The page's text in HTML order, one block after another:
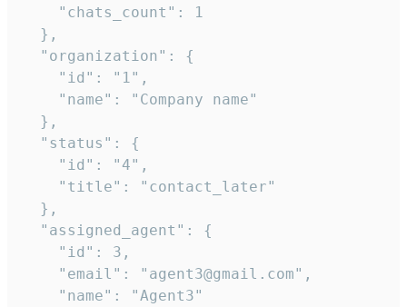
    "chats_count": 1
  },
  "organization": {
    "id": "1",
    "name": "Company name"
  },
  "status": {
    "id": "4",
    "title": "contact_later"
  },
  "assigned_agent": {
    "id": 3,
    "email": "agent3@gmail.com",
    "name": "Agent3"